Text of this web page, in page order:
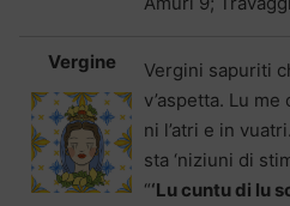
Vergine
Vergini sapuriti
v’aspetta. Lu
ni l’atri e in
sta ‘niziuni di
“‘Lu cuntu di lu